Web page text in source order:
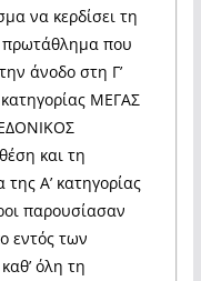
να κερδίσει τη
πρωτάθλημα που
άνοδο στη Γ’
ΜΕΓΑΣ
και τη
Α’ κατηγορίας
παρουσίασαν
εντός των
όλη τη